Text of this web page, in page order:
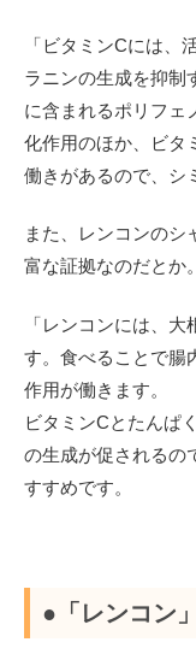
「ビタミンCには、
ラニンの生成を抑制
に含まれるポリフェ
化作用のほか、ビタ
働きがあるので、シ
また、レンコンのシ
富な証拠なのだとか。
「レンコンには、
す。食べることで腸
作用が働きます。
ビタミンCとたんぱ
の生成が促されるの
すすめです。
●「レンコン